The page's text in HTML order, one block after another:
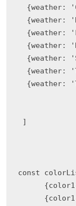
{weather:
{weather:
{weather:
{weather:
{weather:
{weather:
{weather:
]
const